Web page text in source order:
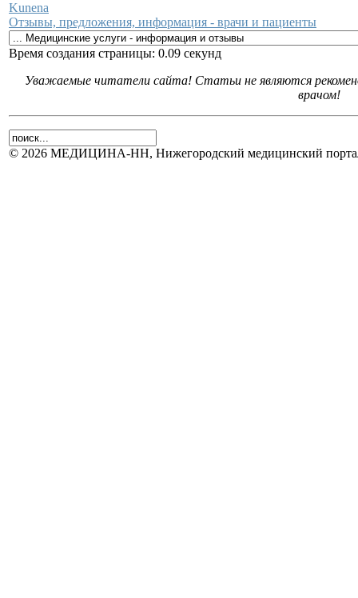
Kunena
Отзывы, предложения, информация - врачи и пациенты
Время создания страницы: 0.09 секунд
Уважаемые читатели сайта! Статьи не являются
врачом!
© 2026 МЕДИЦИНА-НН, Нижегородский медицинский